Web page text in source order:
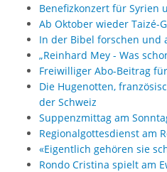
Benefizkonzert für Syrien
Ab Oktober wieder Taizé-
In der Bibel forschen und
„Reinhard Mey - Was
Freiwilliger Abo-Beitrag
Die Hugenotten,
der Schweiz
Suppenzmittag am
Regionalgottesdienst am
«Eigentlich gehören sie
Rondo Cristina spielt am